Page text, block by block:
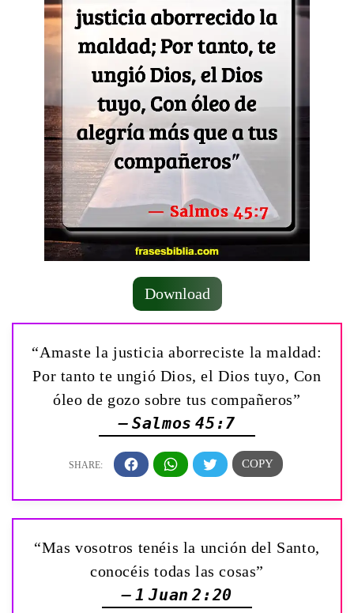
Download
“Amaste la justicia aborreciste la maldad:
Por tanto te ungió Dios, el Dios tuyo, Con
óleo de gozo sobre tus compañeros”
— Salmos 45:7
“Mas vosotros tenéis la unción del Santo,
conocéis todas las cosas”
— 1 Juan 2:20